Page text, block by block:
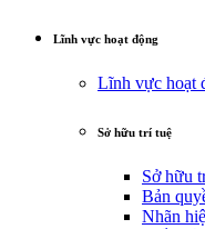
Lĩnh vực hoạt động
Lĩnh vực hoạt
Sở hữu trí tuệ
Sở hữu
Bản
Nhãn